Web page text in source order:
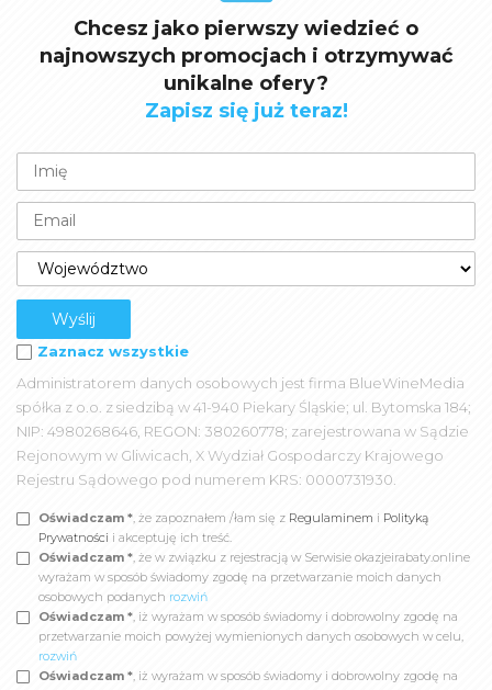
Chcesz jako pierwszy wiedzieć o
najnowszych promocjach i otrzymywać
unikalne ofery?
Zapisz się już teraz!
Zaznacz wszystkie
Administratorem danych osobowych jest firma BlueWineMedia
spółka z o.o. z siedzibą w 41-940 Piekary Śląskie; ul. Bytomska 184;
NIP: 4980268646, REGON: 380260778; zarejestrowana w Sądzie
Rejonowym w Gliwicach, X Wydział Gospodarczy Krajowego
Rejestru Sądowego pod numerem KRS: 0000731930.
Oświadczam *, że zapoznałem /łam się z Regulaminem i Polityką
Prywatności i akceptuję ich treść.
Oświadczam *, że w związku z rejestracją w Serwisie okazjeirabaty.online
wyrażam w sposób świadomy zgodę na przetwarzanie moich danych
osobowych podanych rozwiń
Oświadczam *, iż wyrażam w sposób świadomy i dobrowolny zgodę na
przetwarzanie moich powyżej wymienionych danych osobowych w celu,
rozwiń
Oświadczam *, iż wyrażam w sposób świadomy i dobrowolny zgodę na